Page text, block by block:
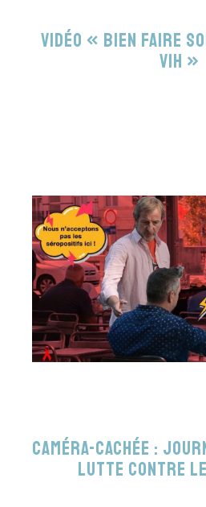
Vidéo « Bien faire
VIH »
Caméra-cachée :
Lutte contre le